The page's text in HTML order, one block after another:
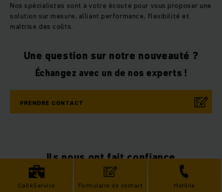
Call4Service Formulaire de contact Hotline
Nos spécialistes sont à votre écoute pour vous proposer une
solution sur mesure, alliant performance, flexibilité et
maîtrise des coûts.
Une question sur notre nouveauté ?
Échangez avec un de nos experts !
PRENDRE CONTACT
Ils nous ont fait confiance